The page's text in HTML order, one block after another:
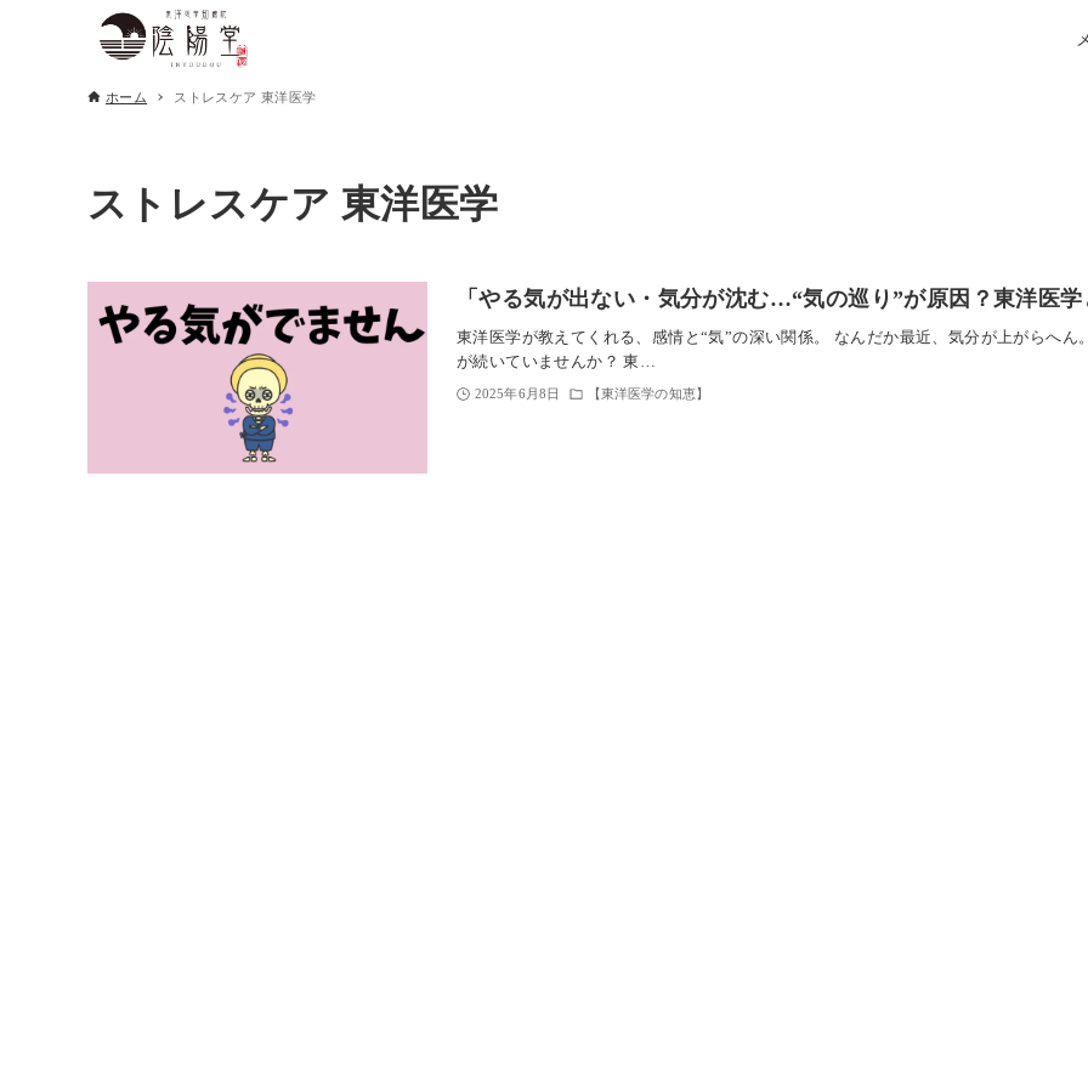
ホーム ストレスケア 東洋医学
ストレスケア 東洋医学
「やる気が出ない・気分が沈む…“気の巡り”が原因？東洋医
東洋医学が教えてくれる、感情と“気”の深い関係。 なんだか最近、気分が上がらへ
が続いていませんか？ 東…
2025年6月8日 【東洋医学の知恵】